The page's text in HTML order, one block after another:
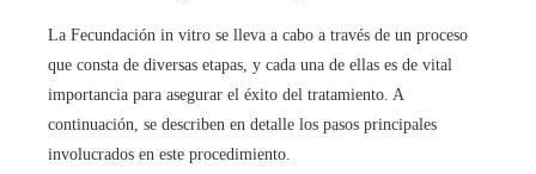
La Fecundación in vitro se lleva a cabo a través de un proceso
que consta de diversas etapas, y cada una de ellas es de vital
importancia para asegurar el éxito del tratamiento. A
continuación, se describen en detalle los pasos principales
involucrados en este procedimiento.